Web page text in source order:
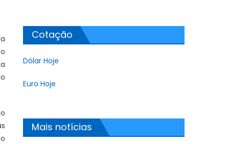
Cotação
Dólar Hoje
Euro Hoje
Mais notícias